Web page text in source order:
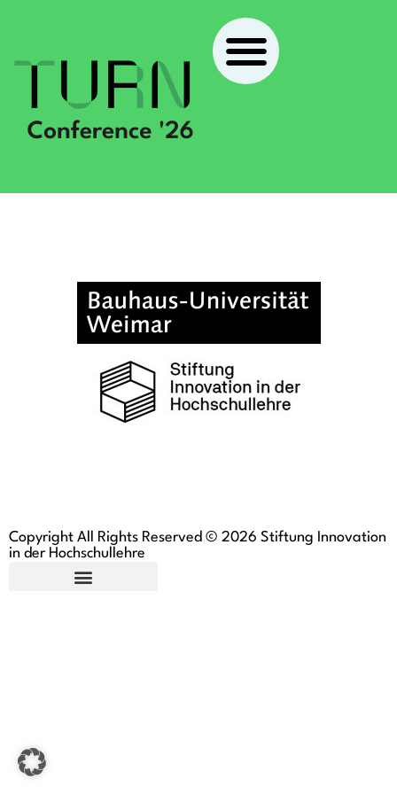
Copyright All Rights Reserved © 2026 Stiftung Innovation
in der Hochschullehre